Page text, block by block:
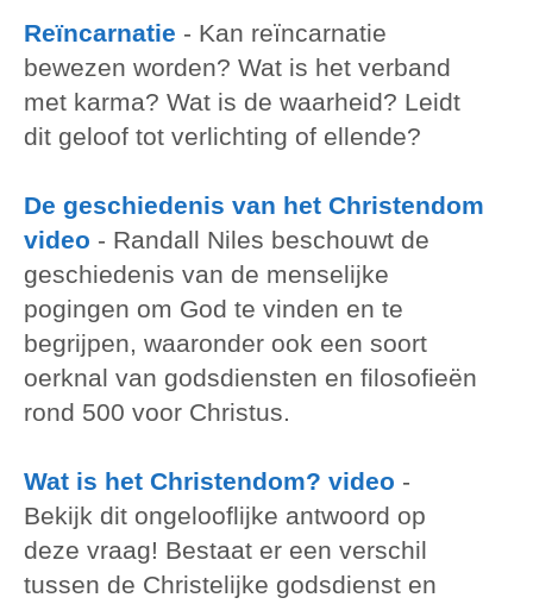
Reïncarnatie - Kan reïncarnatie
bewezen worden? Wat is het verband
met karma? Wat is de waarheid? Leidt
dit geloof tot verlichting of ellende?
De geschiedenis van het Christendom
video - Randall Niles beschouwt de
geschiedenis van de menselijke
pogingen om God te vinden en te
begrijpen, waaronder ook een soort
oerknal van godsdiensten en filosofieën
rond 500 voor Christus.
Wat is het Christendom? video -
Bekijk dit ongelooflijke antwoord op
deze vraag! Bestaat er een verschil
tussen de Christelijke godsdienst en